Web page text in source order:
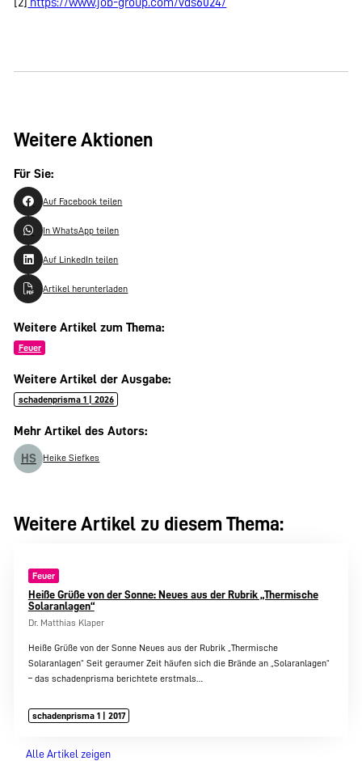
Weitere Aktionen
Für Sie:
Auf Facebook teilen
In WhatsApp teilen
Auf LinkedIn teilen
Artikel herunterladen
Weitere Artikel zum Thema:
Feuer
Weitere Artikel der Ausgabe:
schadenprisma 1 | 2026
Mehr Artikel des Autors:
HS Heike Siefkes
Weitere Artikel zu diesem Thema:
Feuer
Heiße Grüße von der Sonne: Neues aus der Rubrik „Thermische
Solaranlagen“
Dr. Matthias Klaper
Heiße Grüße von der Sonne Neues aus der Rubrik „Thermische
Solaranlagen“ Seit geraumer Zeit häufen sich die Brände an „Solaranlagen“
– das schadenprisma berichtete erstmals…
schadenprisma 1 | 2017
Alle Artikel zeigen